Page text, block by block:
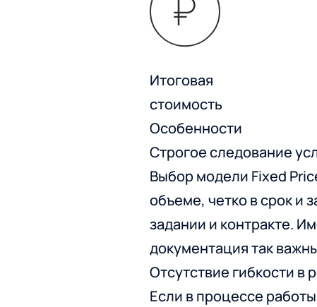
Итоговая
стоимость
Особенности
Строгое следование
Выбор модели Fixed
объеме, четко в срок и
задании и контракте.
документация так
Отсутствие гибкости в
Если в процессе